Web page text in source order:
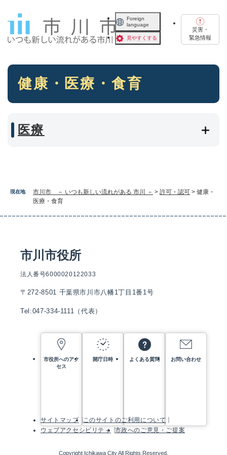
Foreign
language
見やすくする
災害・
緊急情報
現在地 市川市 － いつも新しい流れがある 市川 － > 許可・認可 > 健康・
医療・食育
本
健康・医療・食育
医療
市川市役所
法人番号6000020122033
〒272-8501 千葉県市川市八幡1丁目1番1号
Tel:047-334-1111（代表）
市役所へのアク
セス
開庁日時 よくある質問 お問い合わせ
サイトマップ
このサイトのご利用について
ウェブアクセシビリティ
市政へのご意見・ご提案
Copyright Ichikawa City All Rights Reserved.